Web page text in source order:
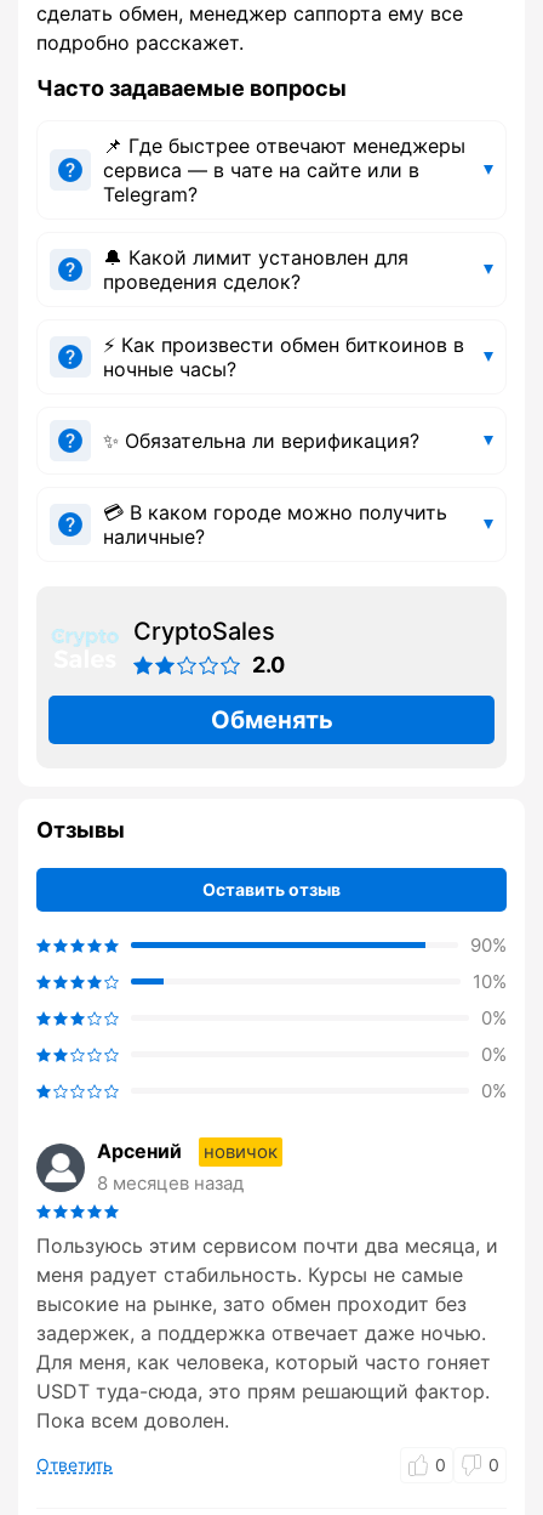
сделать обмен, менеджер саппорта ему все
подробно расскажет.
Часто задаваемые вопросы
📌 Где быстрее отвечают менеджеры
сервиса — в чате на сайте или в
Telegram?
🔔 Какой лимит установлен для
проведения сделок?
⚡ Как произвести обмен биткоинов в
ночные часы?
✨ Обязательна ли верификация?
💳 В каком городе можно получить
наличные?
CryptoSales
2.0
Обменять
Отзывы
Оставить отзыв
90%
10%
0%
0%
0%
Арсений
новичок
8 месяцев назад
Пользуюсь этим сервисом почти два месяца, и
меня радует стабильность. Курсы не самые
высокие на рынке, зато обмен проходит без
задержек, а поддержка отвечает даже ночью.
Для меня, как человека, который часто гоняет
USDT туда-сюда, это прям решающий фактор.
Пока всем доволен.
Ответить 0 0